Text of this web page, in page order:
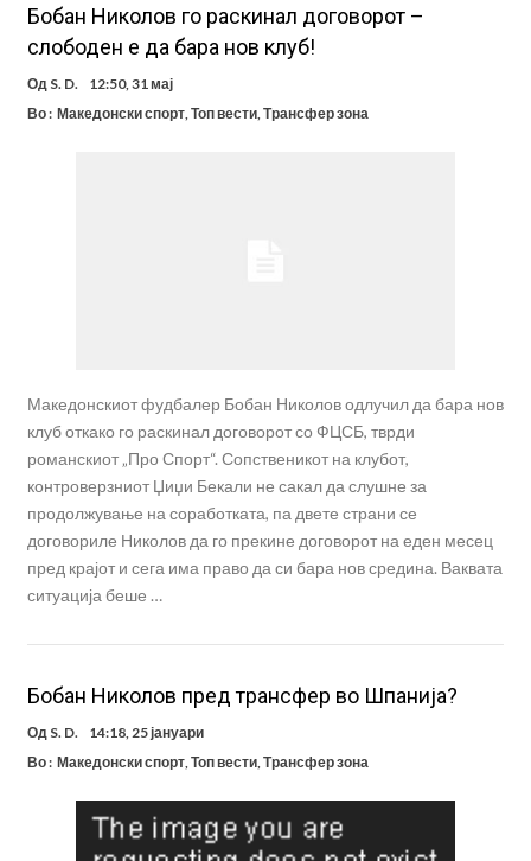
Бобан Николов го раскинал договорот –
слободен е да бара нов клуб!
Од S. D.
12:50, 31 мај
Во : Македонски спорт,Топ вести,Трансфер зона
Македонскиот фудбалер Бобан Николов одлучил да бара нов
клуб откако го раскинал договорот со ФЦСБ, тврди
романскиот „Про Спорт“. Сопственикот на клубот,
контроверзниот Џиџи Бекали не сакал да слушне за
продолжување на соработката, па двете страни се
договориле Николов да го прекине договорот на еден месец
пред крајот и сега има право да си бара нов средина. Ваквата
ситуација беше …
Бобан Николов пред трансфер во Шпанија?
Од S. D.
14:18, 25 јануари
Во : Македонски спорт, Топ вести, Трансфер зона